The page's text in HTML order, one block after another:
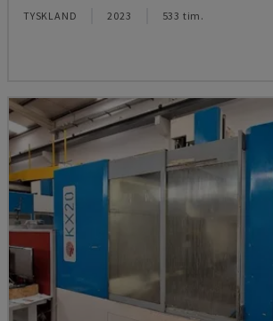
TYSKLAND 2023 533 tim.